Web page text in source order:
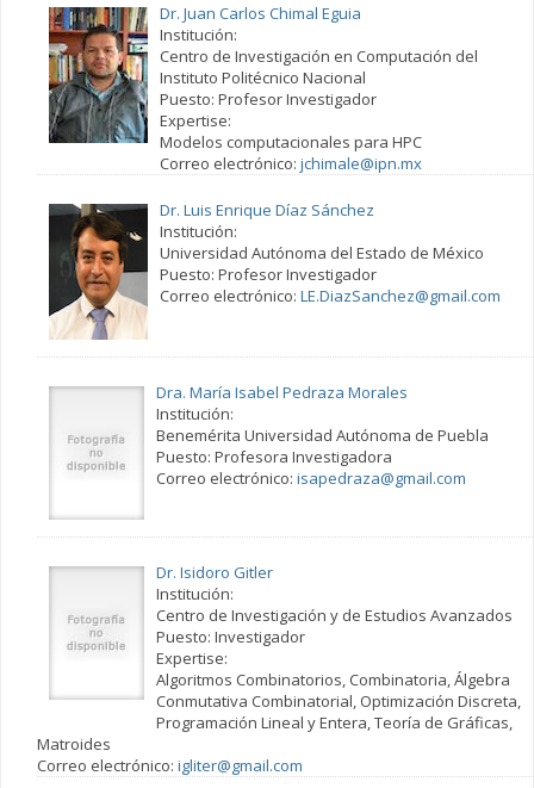
Dr. Juan Carlos Chimal Eguia
Institución:
Centro de Investigación en Computación del
Instituto Politécnico Nacional
Puesto: Profesor Investigador
Expertise:
Modelos computacionales para HPC
Correo electrónico: jchimale@ipn.mx
Dr. Luis Enrique Díaz Sánchez
Institución:
Universidad Autónoma del Estado de México
Puesto: Profesor Investigador
Correo electrónico: LE.DiazSanchez@gmail.com
Dra. María Isabel Pedraza Morales
Institución:
Benemérita Universidad Autónoma de Puebla
Puesto: Profesora Investigadora
Correo electrónico: isapedraza@gmail.com
Dr. Isidoro Gitler
Institución:
Centro de Investigación y de Estudios Avanzados
Puesto: Investigador
Expertise:
Algoritmos Combinatorios, Combinatoria, Álgebra
Conmutativa Combinatorial, Optimización Discreta,
Programación Lineal y Entera, Teoría de Gráficas,
Matroides
Correo electrónico: igliter@gmail.com